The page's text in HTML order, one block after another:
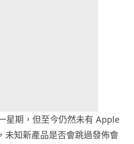
星期，但至今仍然未有 Apple
未知新產品是否會跳過發佈會